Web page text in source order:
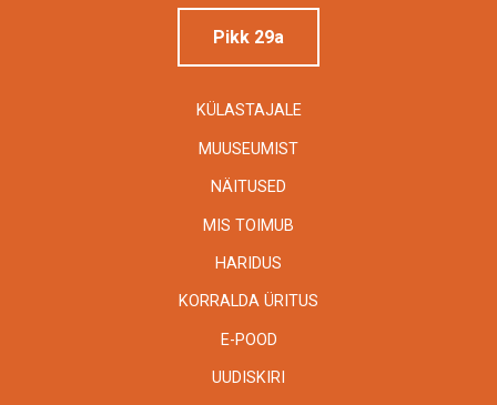
Pikk 29a
KÜLASTAJALE
MUUSEUMIST
NÄITUSED
MIS TOIMUB
HARIDUS
KORRALDA ÜRITUS
E-POOD
UUDISKIRI